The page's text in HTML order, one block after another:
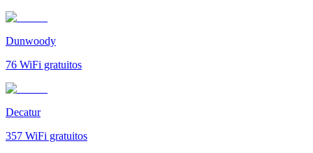
Dunwoody
76 WiFi gratuitos
Decatur
357 WiFi gratuitos